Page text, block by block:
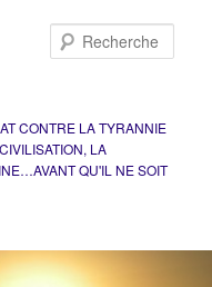
CONTRE LA TYRANNIE
LA
QU'IL NE SOIT